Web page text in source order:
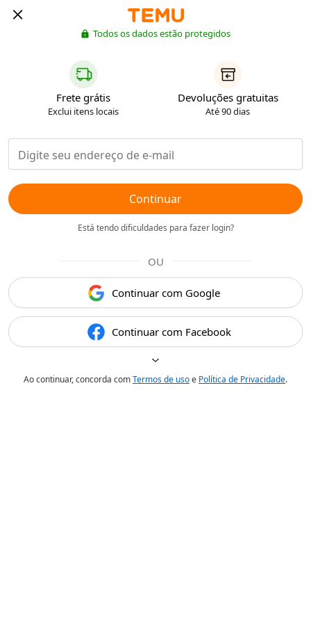
Todos os dados estão protegidos
Frete grátis
Exclui itens locais
Devoluções gratuitas
Até 90 dias
Continuar
Está tendo dificuldades para fazer login?
OU
Continuar com Google
Continuar com Facebook
Ao continuar, concorda comTermos de usoe Política de Privacidade.